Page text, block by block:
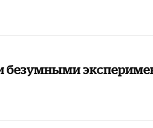
безумными